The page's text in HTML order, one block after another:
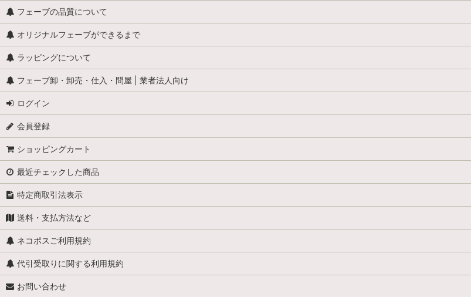
カエル
全般（ぞう、ねずみ 等）
ふくろう
カメ
トラ・ライオン・猛獣
ペンギン
犬
猫
くま
猿(サル）・ゴリラ・オラウータン
フェーブの品質について
オリジナルフェーブができるまで
ラッピングについて
フェーブ卸・卸売・仕入・問屋 | 業者法人向け
ログイン
会員登録
ショッピングカート
最近チェックした商品
特定商取引法表示
送料・支払方法など
ネコポスご利用規約
代引受取りに関する利用規約
お問い合わせ